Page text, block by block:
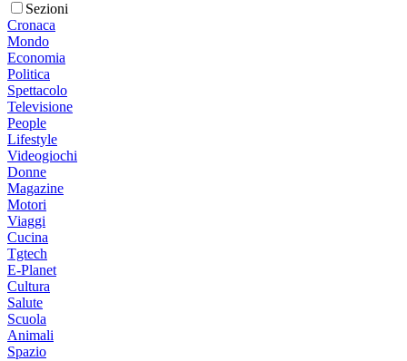
Sezioni
Cronaca
Mondo
Economia
Politica
Spettacolo
Televisione
People
Lifestyle
Videogiochi
Donne
Magazine
Motori
Viaggi
Cucina
Tgtech
E-Planet
Cultura
Salute
Scuola
Animali
Spazio